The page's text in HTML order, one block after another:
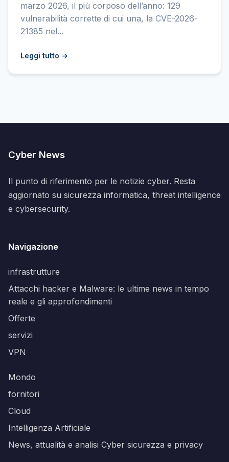
marzo 2026, il più corposo dell’anno: 129
vulnerabilità corrette di cui una, la CVE-2026-
21385 nel...
Leggi tutto →
Cyber News
Il punto di riferimento per le notizie cyber. Resta
aggiornato su sicurezza informatica, threat intelligence
e cybersecurity.
Navigazione
infrastrutture
Attacchi hacker e Malware: le ultime news in tempo
reale e gli approfondimenti
Offerte
servizi
VPN
Mondo
fornitori
Cloud
Intelligenza Artificiale
News, attualità e analisi Cyber sicurezza e privacy